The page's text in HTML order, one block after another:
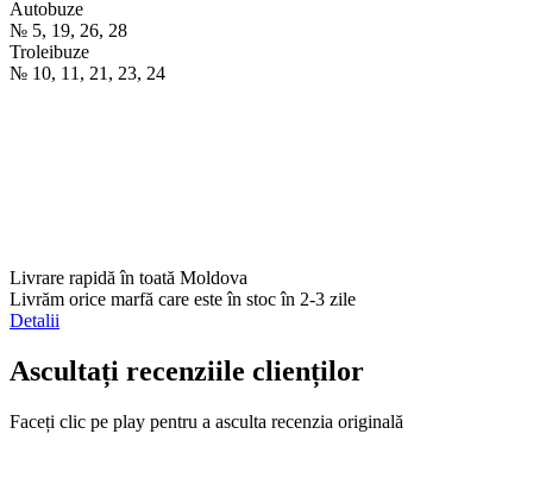
Autobuze
№ 5, 19, 26, 28
Troleibuze
№ 10, 11, 21, 23, 24
Livrare rapidă în toată Moldova
Livrăm orice marfă care este în stoc în 2-3 zile
Detalii
Ascultați recenziile clienților
Faceți clic pe play pentru a asculta recenzia originală